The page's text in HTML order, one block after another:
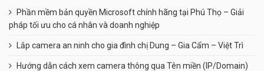
Phần mềm bản quyền Microsoft chính hãng tại Phú Thọ – Giải
pháp tối ưu cho cá nhân và doanh nghiệp
Lắp camera an ninh cho gia đình chị Dung – Gia Cẩm – Việt Trì
Hướng dẫn cách xem camera thông qua Tên miền (IP/Domain)